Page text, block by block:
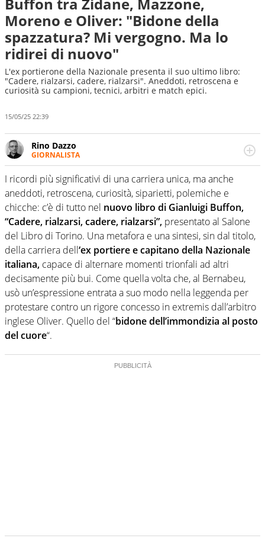
Moreno e Oliver: "Bidone della
spazzatura? Mi vergogno. Ma lo
ridirei di nuovo"
L'ex portierone della Nazionale presenta il suo ultimo libro:
"Cadere, rialzarsi, cadere, rialzarsi". Aneddoti, retroscena e
curiosità su campioni, tecnici, arbitri e match epici.
15/05/25 22:39
Rino Dazzo
GIORNALISTA
Se mai ci fosse modo di traslare il glossario del calcio in
una nicchia di esperti, lui ne farebbe parte. Non si perde
una svista arbitrale né gli umori social del mondo delle
curve
I ricordi più significativi di una carriera unica, ma anche
aneddoti, retroscena, curiosità, siparietti, polemiche e
chicche: c’è di tutto nel nuovo libro di Gianluigi Buffon,
“Cadere, rialzarsi, cadere, rialzarsi”, presentato al Salone
del Libro di Torino. Una metafora e una sintesi, sin dal titolo,
della carriera dell‘ex portiere e capitano della Nazionale
italiana, capace di alternare momenti trionfali ad altri
decisamente più bui. Come quella volta che, al Bernabeu,
usò un’espressione entrata a suo modo nella leggenda per
protestare contro un rigore concesso in extremis dall’arbitro
inglese Oliver. Quello del “bidone dell’immondizia al posto
del cuore“.